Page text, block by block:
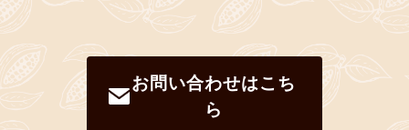
お問い合わせはこち
ら